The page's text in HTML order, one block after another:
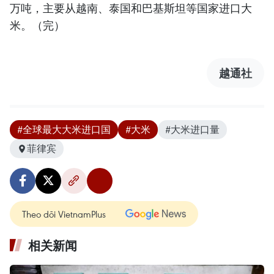
万吨，主要从越南、泰国和巴基斯坦等国家进口大
米。（完）
越通社
#全球最大大米进口国 #大米
#大米进口量
菲律宾
Theo dõi VietnamPlus
相关新闻